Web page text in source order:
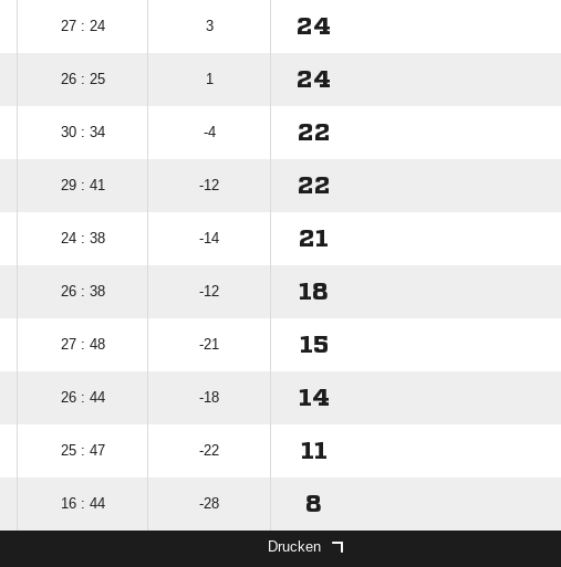
27 : 24 3 24
26 : 25 1 24
30 : 34 -4 22
29 : 41 -12 22
24 : 38 -14 21
26 : 38 -12 18
27 : 48 -21 15
26 : 44 -18 14
25 : 47 -22 11
16 : 44 -28 8
Drucken